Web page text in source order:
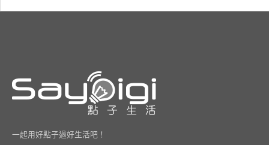
一起用好點子過好生活吧！